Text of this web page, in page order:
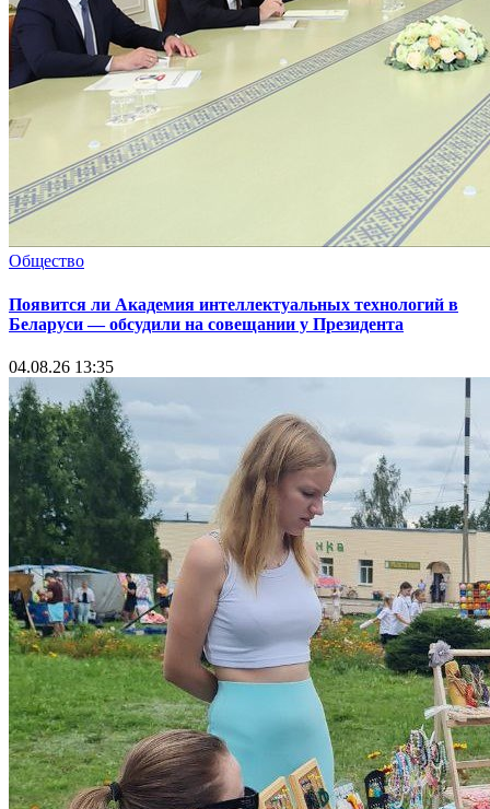
Общество
Появится ли Академия интеллектуальных технологий в
Беларуси — обсудили на совещании у Президента
04.08.26 13:35